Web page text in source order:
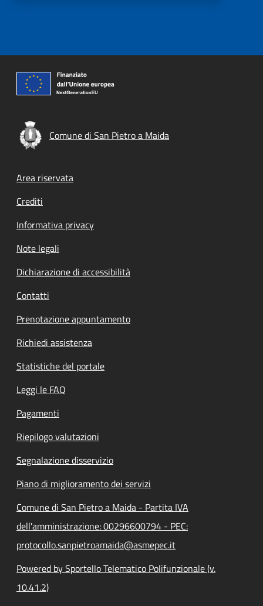
Comune di San Pietro a Maida
Footer menu
Area riservata
Crediti
Informativa privacy
Note legali
Dichiarazione di accessibilità
Contatti
Prenotazione appuntamento
Richiedi assistenza
Statistiche del portale
Leggi le FAQ
Pagamenti
Riepilogo valutazioni
Segnalazione disservizio
Piano di miglioramento dei servizi
Comune di San Pietro a Maida - Partita IVA
dell'amministrazione: 00296600794 - PEC:
protocollo.sanpietroamaida@asmepec.it
Powered by Sportello Telematico Polifunzionale (v.
10.41.2)